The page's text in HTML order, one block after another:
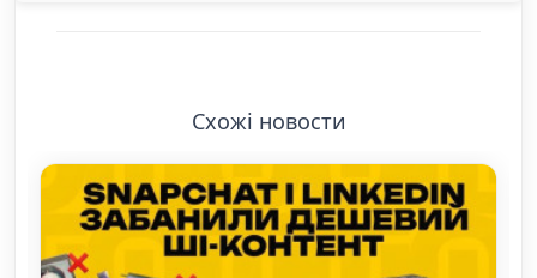
Схожі новости